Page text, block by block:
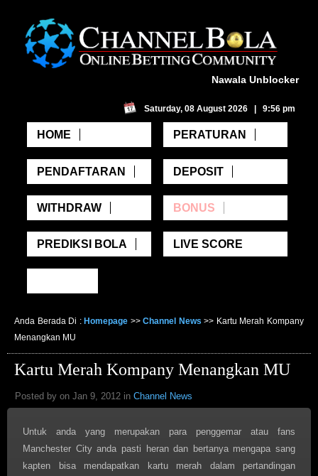
Nawala Unblocker
Saturday, 08 August 2026 | 9:56 pm
HOME PERATURAN
PENDAFTARAN DEPOSIT
WITHDRAW BONUS
PREDIKSI BOLA LIVE SCORE
Anda Berada Di :Homepage >>Channel News >> Kartu Merah Kompany
Menangkan MU
Kartu Merah Kompany Menangkan MU
Posted by on Jan 9, 2012 in Channel News
Untuk anda yang merupakan para penggemar atau fans
Manchester City anda pasti heran dan bertanya mengapa sang
kapten bisa mendapatkan kartu merah dalam pertandingan